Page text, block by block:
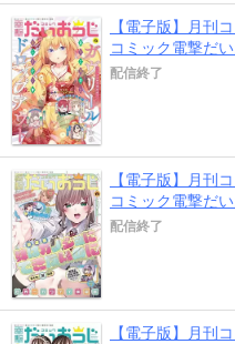
【電子版】月刊
コミック電撃だ
配信終了
【電子版】月刊
コミック電撃だ
配信終了
【電子版】月刊